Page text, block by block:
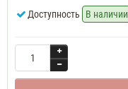
Духи
Azzaro
Mademoiselle
70
Доступность В наличии